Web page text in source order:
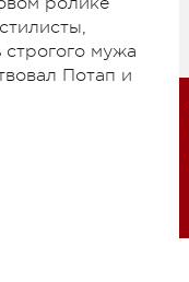
мужа
Потап и